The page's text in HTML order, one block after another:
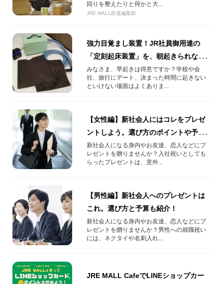
回りを整えたりと何かと大...
JRE MALL鉄道編集部
強力目覚まし装置！JR社員御用達の
「定刻起床装置」を、朝起きられない
人へご紹介！
みなさま、早起きは得意ですか？学校や会
社、旅行にデート、決まった時間に起きない
といけない場面はよくありま...
【女性編】新社会人にはコレをプレゼ
ントしよう。選び方のポイントや予算
も解説！
新社会人になる身内やお友達、恋人などにプ
レゼントを贈りませんか？入社祝いとしても
らったプレゼントは、意外...
【男性編】新社会人へのプレゼントは
これ。選び方と予算も紹介！
新社会人になる身内やお友達、恋人などにプ
レゼントを贈りませんか？男性への就職祝い
には、ネクタイや名刺入れ...
JRE MALL CafeでLINEショップカー